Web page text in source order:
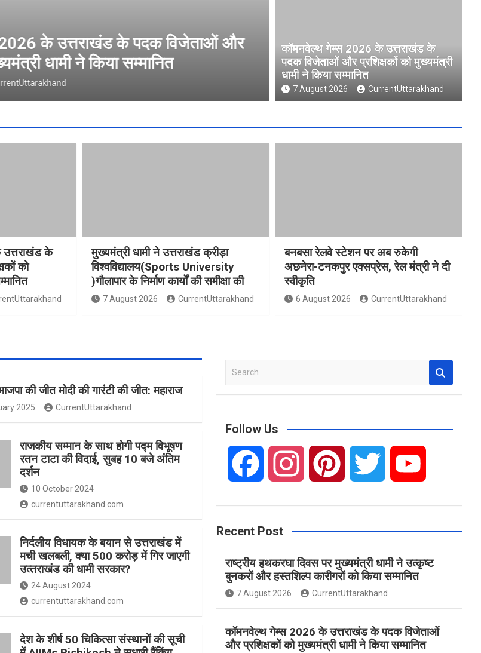
के उत्तराखंड के पदक विजेताओं और
धामी ने किया सम्मानित
मुख्यमंत्री धामी ने उत्तराखंड
University )गौलापार के निर्माण
कॉमनवेल्थ गेम्स 2026 के उत्तराखंड के
पदक विजेताओं और प्रशिक्षकों को मुख्यमंत्री
धामी ने किया सम्मानित
7 August 2026 CurrentUttarakhand
के
को
मुख्यमंत्री धामी ने उत्तराखंड क्रीड़ा
विश्वविद्यालय(Sports University
)गौलापार के निर्माण कार्यों की समीक्षा की
7 August 2026 CurrentUttarakhand
बनबसा रेलवे स्टेशन पर अब रुकेगी
अछनेरा-टनकपुर एक्सप्रेस, रेल मंत्री ने दी
स्वीकृति
6 August 2026 CurrentUttarakhand
की जीत मोदी की गारंटी की जीत: महाराज
2025 CurrentUttarakhand
राजकीय सम्मान के साथ होगी पद्म विभूषण
रतन टाटा की विदाई, सुबह 10 बजे अंतिम
दर्शन
10 October 2024
currentuttarakhand.com
निर्दलीय विधायक के बयान से उत्तराखंड में
मची खलबली, क्‍या 500 करोड़ में गिर जाएगी
उत्‍तराखंड की धामी सरकार?
24 August 2024
currentuttarakhand.com
देश के शीर्ष 50 चिकित्सा संस्थानों की सूची
a
c
Follow Us
c
e
b
o
s
t
a
g
n
t
e
r
i
t
t
e
u
u
b
Recent Post
राष्ट्रीय हथकरघा दिवस पर मुख्यमंत्री धामी ने उत्कृष्ट
बुनकरों और हस्तशिल्प कारीगरों को किया सम्मानित
7 August 2026 CurrentUttarakhand
कॉमनवेल्थ गेम्स 2026 के उत्तराखंड के पदक विजेताओं
और प्रशिक्षकों को मुख्यमंत्री धामी ने किया सम्मानित